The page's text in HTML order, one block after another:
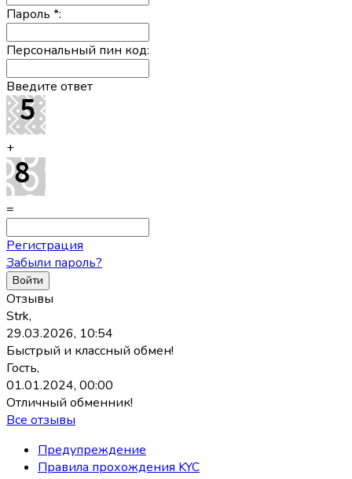
Пароль *:
Персональный пин код:
Введите ответ
+
=
Регистрация
Забыли пароль?
Отзывы
Strk,
29.03.2026, 10:54
Быстрый и классный обмен!
Гость,
01.01.2024, 00:00
Отличный обменник!
Все отзывы
Предупреждение
Правила прохождения KYC